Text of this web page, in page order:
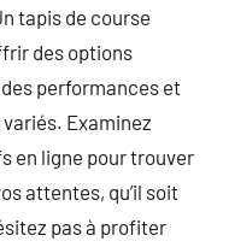
tapis de course
des options
performances et
Examinez
en ligne pour trouver
attentes, qu’il soit
pas à profiter